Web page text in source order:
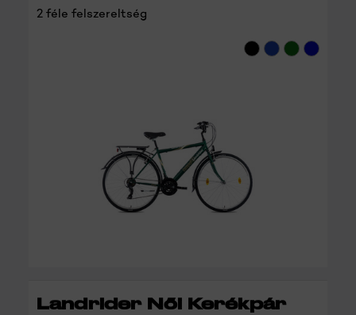
2 féle felszereltség
RÉSZLETEK
Landrider Női Kerékpár